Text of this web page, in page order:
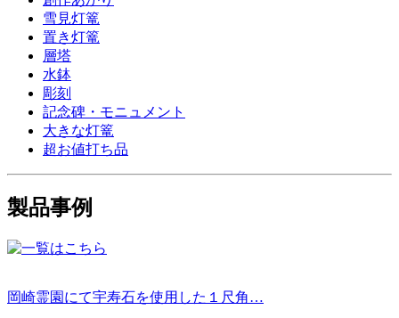
雪見灯篭
置き灯篭
層塔
水鉢
彫刻
記念碑・モニュメント
大きな灯篭
超お値打ち品
製品事例
岡崎霊園にて宇寿石を使用した１尺角…